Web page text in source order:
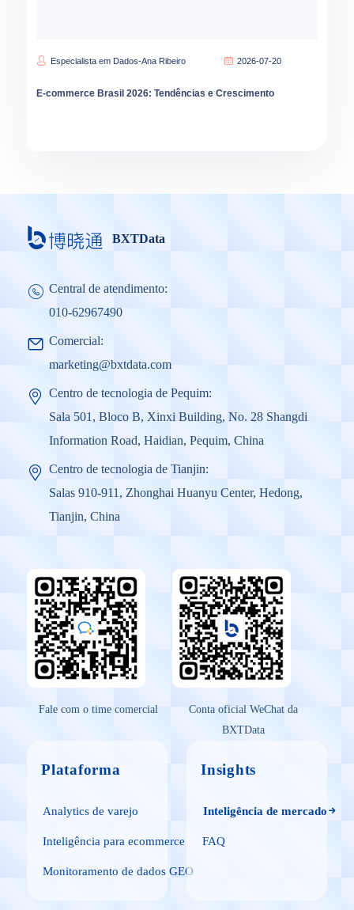
Especialista em Dados-Ana Ribeiro 2026-07-20
E-commerce Brasil 2026: Tendências e Crescimento
BXTData
Central de atendimento:
010-62967490
Comercial:
marketing@bxtdata.com
Centro de tecnologia de Pequim:
Sala 501, Bloco B, Xinxi Building, No. 28 Shangdi
Information Road, Haidian, Pequim, China
Centro de tecnologia de Tianjin:
Salas 910-911, Zhonghai Huanyu Center, Hedong,
Tianjin, China
Fale com o time comercial
Conta oficial WeChat da
BXTData
Plataforma
Analytics de varejo
Inteligência para ecommerce
Monitoramento de dados GEO
Insights
Inteligência de mercado
FAQ